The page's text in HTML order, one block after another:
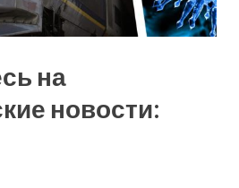
на
новости: